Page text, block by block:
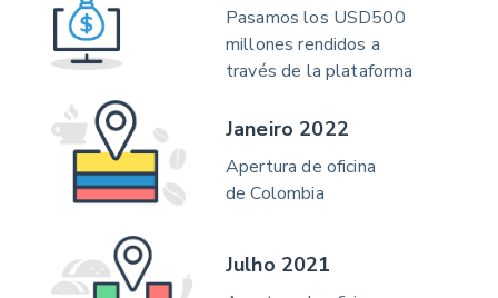
Pasamos los USD500
millones rendidos a
través de la plataforma
Janeiro 2022
Apertura de oficina
de Colombia
Julho 2021